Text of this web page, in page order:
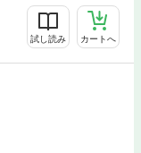
試し読み カートへ